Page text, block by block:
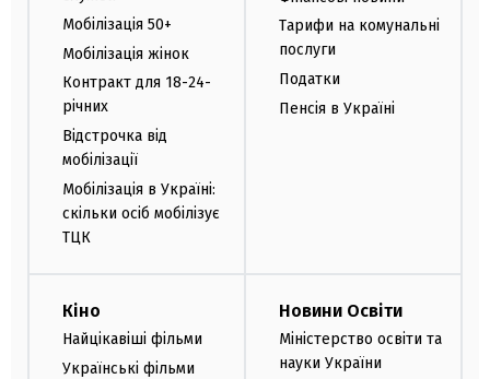
Мобілізація 50+
Мобілізація жінок
Контракт для 18-24-
річних
Відстрочка від
мобілізації
Мобілізація в Україні:
скільки осіб мобілізує
ТЦК
Тарифи на комунальні
послуги
Податки
Пенсія в Україні
Кіно
Найцікавіші фільми
Українські фільми
Новини Освіти
Міністерство освіти та
науки України